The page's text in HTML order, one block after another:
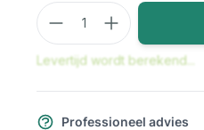
Aantal
Levertijd wordt berekend...
Professioneel advies